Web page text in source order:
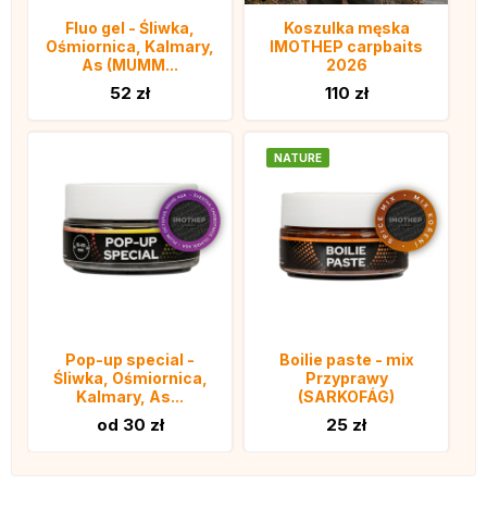
Fluo gel - Śliwka,
Ośmiornica, Kalmary,
As (MUMM...
52 zł
Koszulka męska
IMOTHEP carpbaits
2026
110 zł
Pop-up special -
Śliwka, Ośmiornica,
Kalmary, As...
od 30 zł
NATURE
Boilie paste - mix
Przyprawy
(SARKOFÁG)
25 zł